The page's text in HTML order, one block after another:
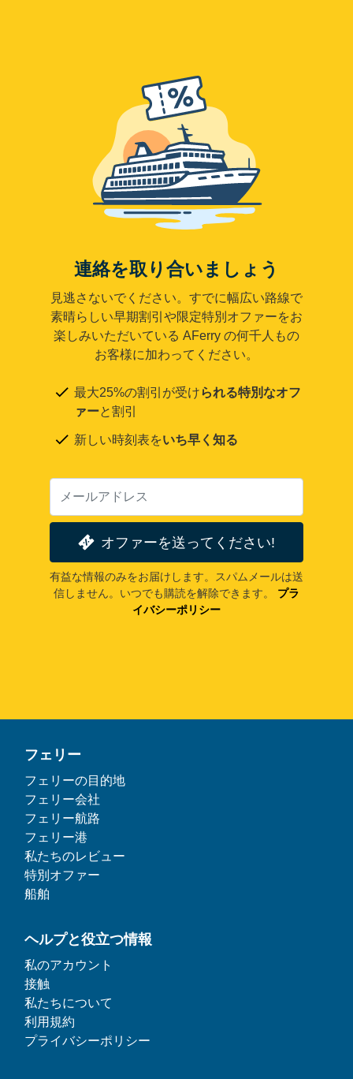
連絡を取り合いましょう
見逃さないでください。すでに幅広い路線で
素晴らしい早期割引や限定特別オファーをお
楽しみいただいている AFerry の何千人もの
お客様に加わってください。
最大25%の割引が受けられる特別なオフ
ァーと割引
新しい時刻表をいち早く知る
オファーを送ってください!
有益な情報のみをお届けします。スパムメールは送
信しません。いつでも購読を解除できます。
プラ
イバシーポリシー
フェリー
フェリーの目的地
フェリー会社
フェリー航路
フェリー港
私たちのレビュー
特別オファー
船舶
ヘルプと役立つ情報
私のアカウント
接触
私たちについて
利用規約
プライバシーポリシー